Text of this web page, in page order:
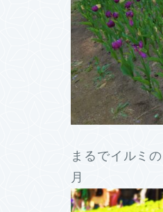
まるでイルミ
月